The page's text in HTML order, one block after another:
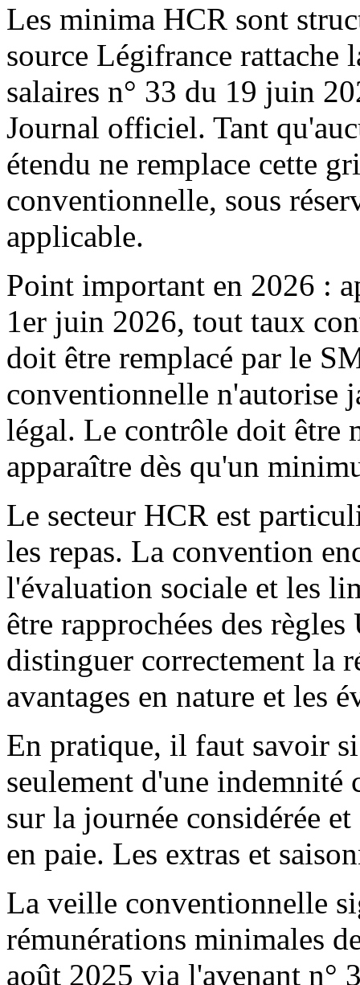
Les minima HCR sont
source Légifrance rattache
salaires n° 33 du 19 juin
Journal officiel. Tant
étendu ne remplace cette
conventionnelle, sous
applicable.
Point important en 2026 :
1er juin 2026, tout taux
doit être remplacé par le
conventionnelle n'autorise
légal. Le contrôle doit être
apparaître dès qu'un
Le secteur HCR est
les repas. La convention
l'évaluation sociale et les
être rapprochées des
distinguer correctement la
avantages en nature et les
En pratique, il faut savoir
seulement d'une indemnité
sur la journée considérée
en paie. Les extras et
La veille conventionnelle
rémunérations minimales
août 2025 via l'avenant n°